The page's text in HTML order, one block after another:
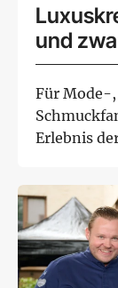
und
Für Mode-
Erlebnis